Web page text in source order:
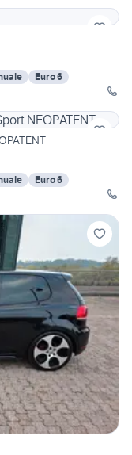
Euro 6
Euro 6